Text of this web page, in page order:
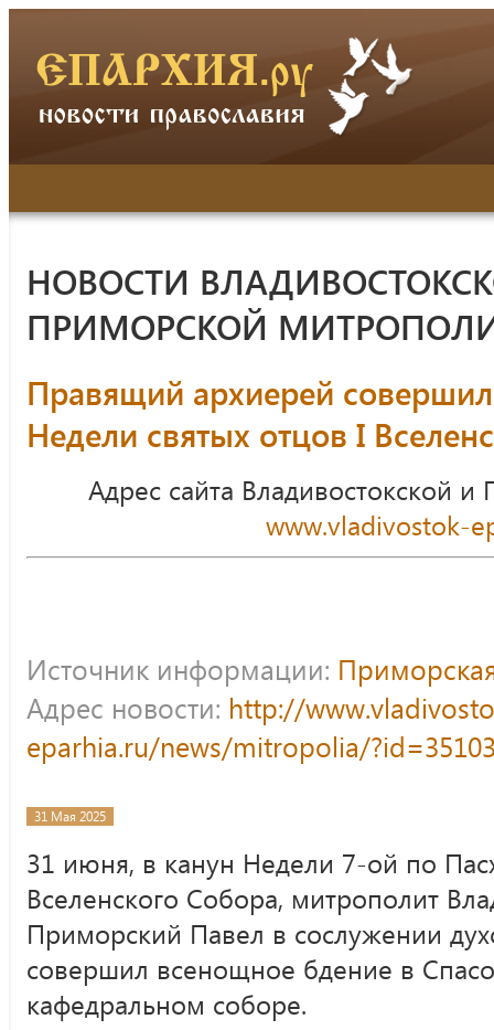
НОВОСТИ
ПРИМОРСКОЙ
Правящий архиерей
Недели святых отцов I
Адрес сайта Владивостокской
www.vladivostok-
Источник информации:
Адрес новости: http://
eparhia.ru/news/mitropolia/
31 Мая 2025
31 июня, в канун Недели 7-ой по
Вселенского Собора, митрополит
Приморский Павел в сослужении
совершил всенощное бдение в
кафедральном соборе.